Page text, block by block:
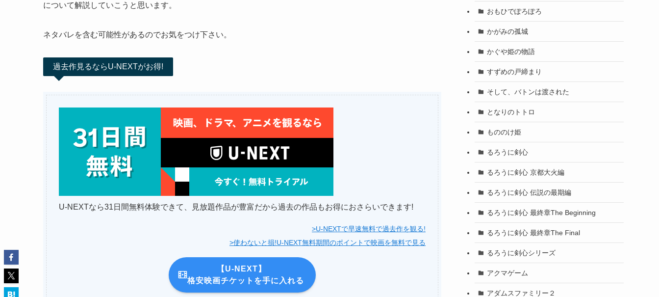
について解説していこうと思います。
ネタバレを含む可能性があるのでお気をつけ下さい。
過去作見るならU-NEXTがお得!
U-NEXTなら31日間無料体験できて、見放題作品が豊富だから過去の作品もお得におさらいできます!
>U-NEXTで早速無料で過去作を観る!
>使わないと損!U-NEXT無料期間のポイントで映画を無料で見る
【U-NEXT】
格安映画チケットを手に入れる
おもひでぽろぽろ
かがみの孤城
かぐや姫の物語
すずめの戸締まり
そして、バトンは渡された
となりのトトロ
もののけ姫
るろうに剣心
るろうに剣心 京都大火編
るろうに剣心 伝説の最期編
るろうに剣心 最終章The Beginning
るろうに剣心 最終章The Final
るろうに剣心シリーズ
アクマゲーム
アダムスファミリー２